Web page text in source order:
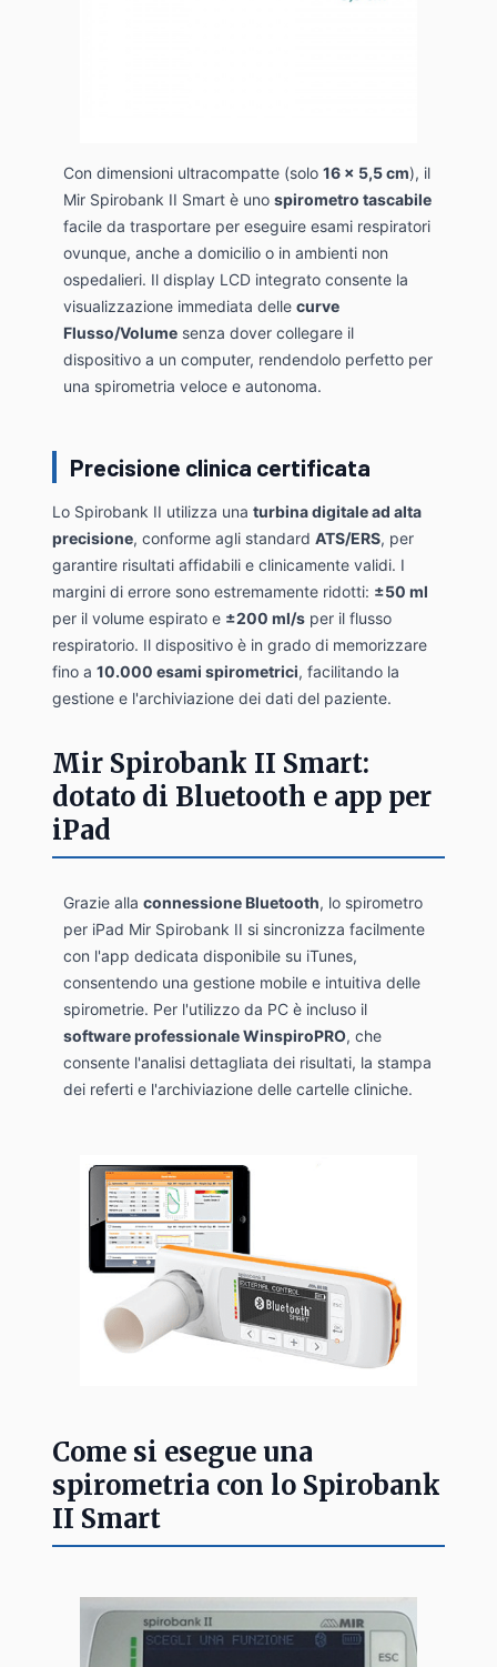
Con dimensioni ultracompatte (solo 16 x 5,5 cm), il
Mir Spirobank II Smart è uno spirometro tascabile
facile da trasportare per eseguire esami respiratori
ovunque, anche a domicilio o in ambienti non
ospedalieri. Il display LCD integrato consente la
visualizzazione immediata delle curve
Flusso/Volume senza dover collegare il
dispositivo a un computer, rendendolo perfetto per
una spirometria veloce e autonoma.
Precisione clinica certificata
Lo Spirobank II utilizza una turbina digitale ad alta
precisione, conforme agli standard ATS/ERS, per
garantire risultati affidabili e clinicamente validi. I
margini di errore sono estremamente ridotti: ±50 ml
per il volume espirato e ±200 ml/s per il flusso
respiratorio. Il dispositivo è in grado di memorizzare
fino a 10.000 esami spirometrici, facilitando la
gestione e l'archiviazione dei dati del paziente.
Mir Spirobank II Smart:
dotato di Bluetooth e app per
iPad
Grazie alla connessione Bluetooth, lo spirometro
per iPad Mir Spirobank II si sincronizza facilmente
con l'app dedicata disponibile su iTunes,
consentendo una gestione mobile e intuitiva delle
spirometrie. Per l'utilizzo da PC è incluso il
software professionale WinspiroPRO, che
consente l'analisi dettagliata dei risultati, la stampa
dei referti e l'archiviazione delle cartelle cliniche.
Come si esegue una
spirometria con lo Spirobank
II Smart